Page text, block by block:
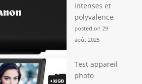
intenses et
polyvalence
posted on 29
août 2025
Test appareil
photo